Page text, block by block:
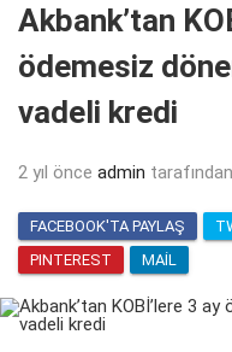
Akbank’tan
ödemesiz
vadeli kredi
2 yıl önce admin tarafından
FACEBOOK'TA PAYLAŞ
PINTEREST
MAIL